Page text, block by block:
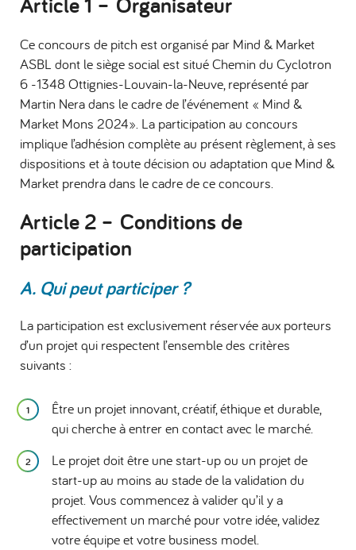
Ce concours de pitch est organisé par Mind & Market
ASBL dont le siège social est situé Chemin du Cyclotron
6 -1348 Ottignies-Louvain-la-Neuve, représenté par
Martin Nera dans le cadre de l’événement « Mind &
Market Mons 2024». La participation au concours
implique l’adhésion complète au présent règlement, à ses
dispositions et à toute décision ou adaptation que Mind &
Market prendra dans le cadre de ce concours.
Article 2 – Conditions de
participation
A. Qui peut participer ?
La participation est exclusivement réservée aux porteurs
d’un projet qui respectent l’ensemble des critères
suivants :
Être un projet innovant, créatif, éthique et durable,
qui cherche à entrer en contact avec le marché.
Le projet doit être une start-up ou un projet de
start-up au moins au stade de la validation du
projet. Vous commencez à valider qu’il y a
effectivement un marché pour votre idée, validez
votre équipe et votre business model.